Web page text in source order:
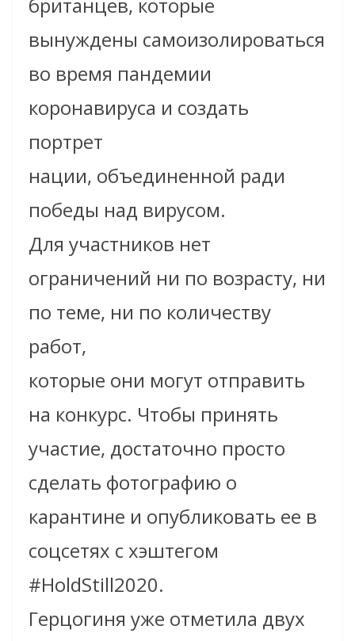
британцев, которые
вынуждены самоизолироваться
во время пандемии
коронавируса и создать
портрет
нации, объединенной ради
победы над вирусом.
Для участников нет
ограничений ни по возрасту, ни
по теме, ни по количеству
работ,
которые они могут отправить
на конкурс. Чтобы принять
участие, достаточно просто
сделать фотографию о
карантине и опубликовать ее в
соцсетях с хэштегом
#HoldStill2020.
Герцогиня уже отметила двух